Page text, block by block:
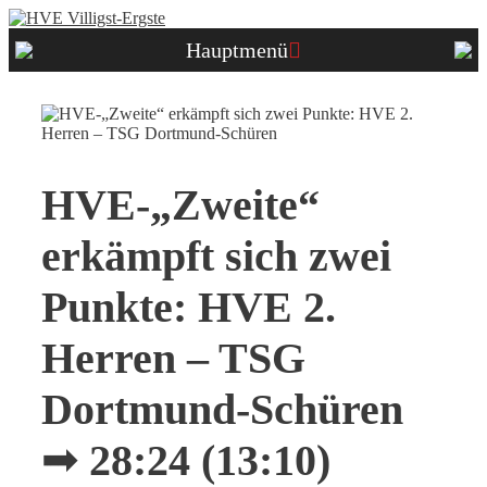
Zum
springen
Hauptmenü
HVE-„Zweite“
erkämpft sich zwei
Punkte: HVE 2.
Herren – TSG
Dortmund-Schüren
➟ 28:24 (13:10)